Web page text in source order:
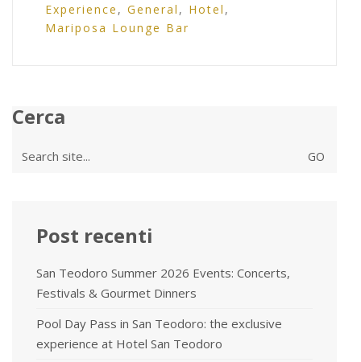
Experience , General , Hotel ,
Mariposa Lounge Bar
Cerca
Post recenti
San Teodoro Summer 2026 Events: Concerts,
Festivals & Gourmet Dinners
Pool Day Pass in San Teodoro: the exclusive
experience at Hotel San Teodoro